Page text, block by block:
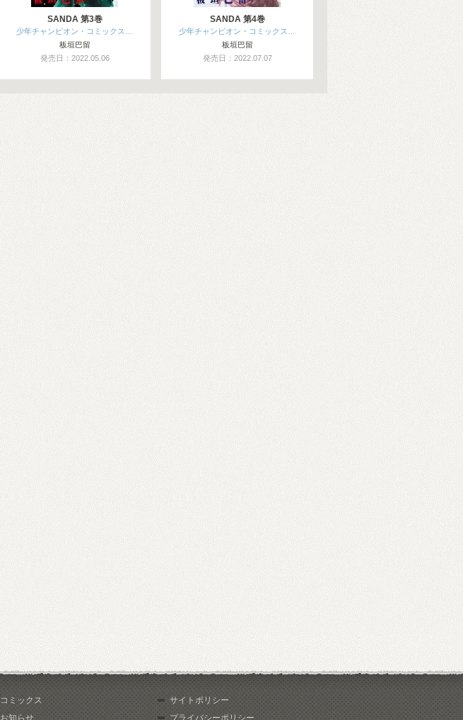
SANDA 第3巻
少年チャンピオン・コミックス…
板垣巴留
発売日：2022.05.06
SANDA 第4巻
少年チャンピオン・コミックス…
板垣巴留
発売日：2022.07.07
コミックス
お知らせ
サイトポリシー
プライバシーポリシー